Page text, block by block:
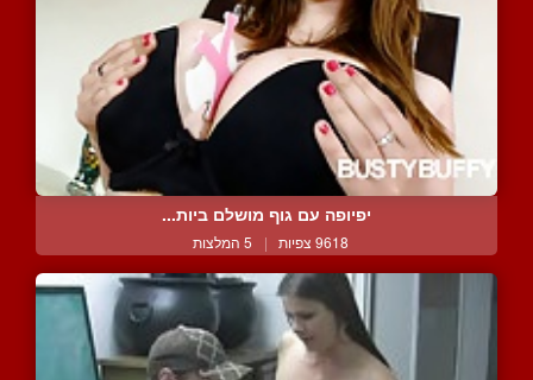
יפיופה עם גוף מושלם ביות...
9618 צפיות | 5 המלצות